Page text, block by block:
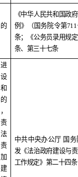
《中华人民共和国政
例》（国务院令第711
条；《公务员录用规
条、第三十七条
中共中央办公厅 国
发《法治政府建设与
工作规定》第二十四条